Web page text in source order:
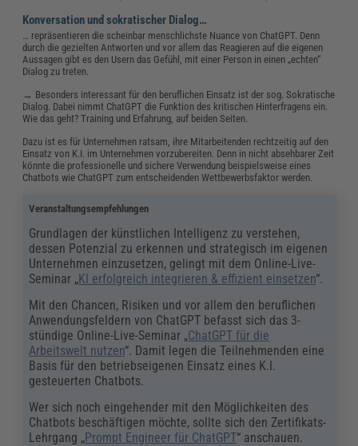
Konversation und sokratischer Dialog…
… repräsentieren die scheinbar menschlichste Nuance von ChatGPT. Denn
durch die gezielten Antworten und vor allem das Reagieren auf die eigenen
Aussagen gibt es den Usern das Gefühl, mit einer Person in einen „echten“
Dialog zu treten.
→ Besonders interessant für den beruflichen Einsatz ist der sog. Sokratische
Dialog. Dabei nimmt ChatGPT die Funktion des kritischen Hinterfragens ein.
Wie das geht? Training und Erfahrung, auf beiden Seiten.
Dazu ist es für Unternehmen ratsam, ihre Mitarbeitenden rechtzeitig auf den
Einsatz von K.I. im Unternehmen vorzubereiten. Denn in nicht absehbarer Zeit
könnte die professionelle und sichere Verwendung beispielsweise eines
Chatbots wie ChatGPT zum entscheidenden Wettbewerbsfaktor werden.
Veranstaltungsempfehlungen
Grundlagen der künstlichen Intelligenz zu verstehen,
dessen Potenzial zu erkennen und strategisch im eigenen
Unternehmen einzusetzen, gelingt mit dem Online-Live-
Seminar „KI erfolgreich integrieren & effizient einsetzen“.
Mit den Chancen, Risiken und vor allem den beruflichen
Anwendungsfeldern von ChatGPT befasst sich das 3-
stündige Online-Live-Seminar „ChatGPT für die
Arbeitswelt nutzen“. Damit legen die Teilnehmenden eine
Basis für den betriebseigenen Einsatz eines K.I.
gesteuerten Chatbots.
Wer sich noch eingehender mit den Möglichkeiten des
Chatbots beschäftigen möchte, sollte sich den Zertifikats-
Lehrgang „Prompt Engineer für ChatGPT“ anschauen.